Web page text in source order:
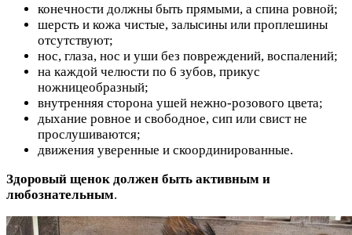
конечности должны быть прямыми, а спина ровной;
шерсть и кожа чистые, залысины или проплешины
отсутствуют;
нос, глаза, нос и уши без повреждений, воспалений;
на каждой челюсти по 6 зубов, прикус
ножницеобразный;
внутренняя сторона ушей нежно-розового цвета;
дыхание ровное и свободное, сип или свист не
прослушиваются;
движения уверенные и скоординированные.
Здоровый щенок должен быть активным и
любознательным.